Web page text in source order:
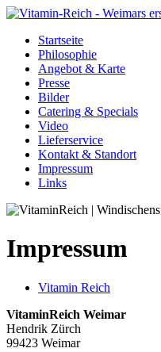
Startseite
Philosophie
Angebot & Karte
Presse
Bilder
Catering & Specials
Video
Lieferservice
Kontakt & Standort
Impressum
Links
Impressum
Vitamin Reich
VitaminReich Weimar
Hendrik Zürch
99423 Weimar